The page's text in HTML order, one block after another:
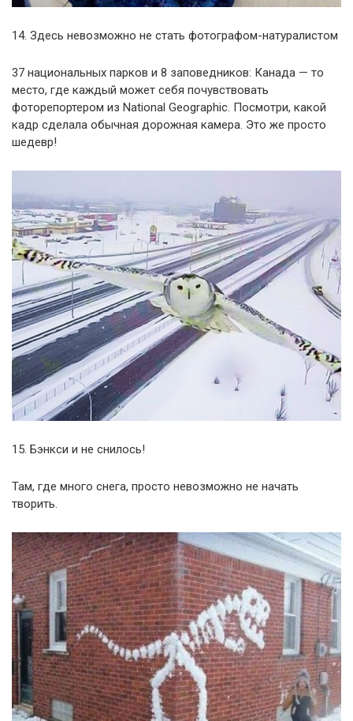
14. Здесь невозможно не стать фотографом-натуралистом
37 национальных парков и 8 заповедников: Канада — то
место, где каждый может себя почувствовать
фоторепортером из National Geographic. Посмотри, какой
кадр сделала обычная дорожная камера. Это же просто
шедевр!
15. Бэнкси и не снилось!
Там, где много снега, просто невозможно не начать
творить.